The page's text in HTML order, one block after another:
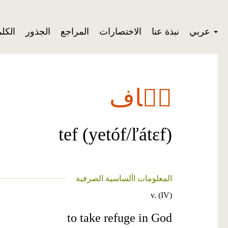
الجذور المراجع الاختصارات نبذة عنا
تٞاف
tef (yetóf/ľátɛf)
المعلومات األساسية الصرفية
v. (IV)
to take refuge in God